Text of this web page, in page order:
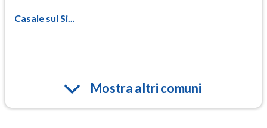
Casale sul Si...
Mostra altri comuni